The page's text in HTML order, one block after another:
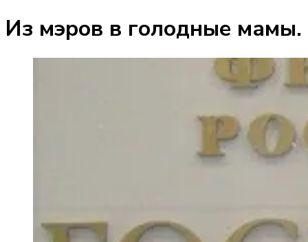
Из мэров в голодные